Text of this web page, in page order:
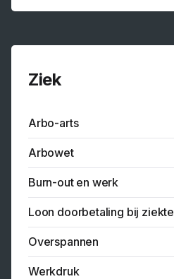
Ziek
Arbo-arts
Arbowet
Burn-out en werk
Loon doorbetaling bij ziekte
Overspannen
Werkdruk